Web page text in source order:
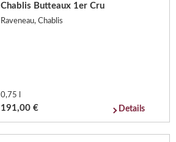
Chablis Butteaux 1er Cru
Raveneau, Chablis
0,75 l
191,00 € Details